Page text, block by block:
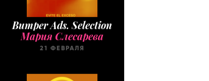
Bumper Ads. Selection
Мария Слесарева
21 ФЕВРАЛЯ